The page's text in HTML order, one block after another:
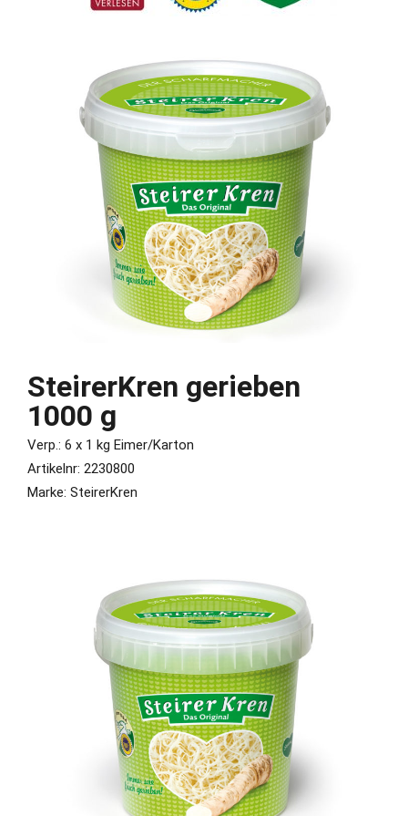
SteirerKren gerieben
1000 g
Verp.: 6 x 1 kg Eimer/Karton
Artikelnr: 2230800
Marke: SteirerKren